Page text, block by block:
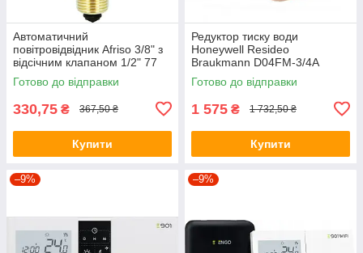
Автоматичний
повітровідвідник Afriso 3/8" з
відсічним клапаном 1/2" 77
735 10
Готово до відправки
330,75 ₴ 367,50 ₴
Купити
Редуктор тиску води
Honeywell Resideo
Braukmann D04FM-3/4A
Готово до відправки
1 575 ₴ 1 732,50 ₴
Купити
–9% –9%